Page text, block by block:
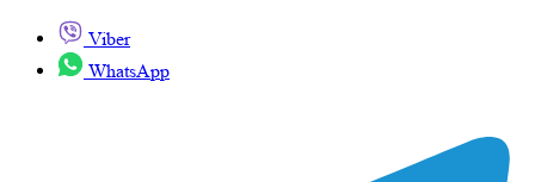
Viber
WhatsApp